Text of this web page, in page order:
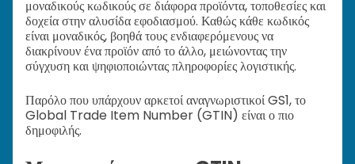
μοναδικούς κωδικούς σε διάφορα προϊόντα, τοποθεσίες και
δοχεία στην αλυσίδα εφοδιασμού. Καθώς κάθε κωδικός
είναι μοναδικός, βοηθά τους ενδιαφερόμενους να
διακρίνουν ένα προϊόν από το άλλο, μειώνοντας την
σύγχυση και ψηφιοποιώντας πληροφορίες λογιστικής.
Παρόλο που υπάρχουν αρκετοί αναγνωριστικοί GS1, το
Global Trade Item Number (GTIN) είναι ο πιο
δημοφιλής.